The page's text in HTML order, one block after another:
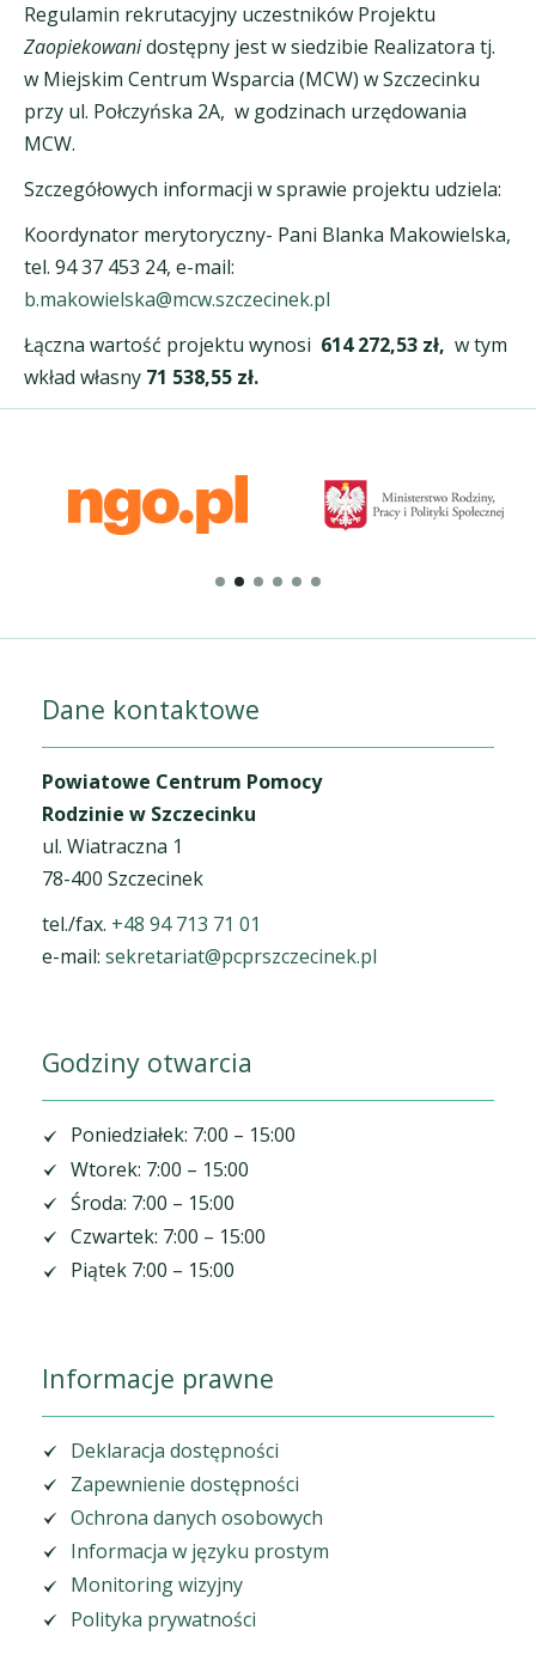
Regulamin rekrutacyjny uczestników Projektu
Zaopiekowanidostępny jest w siedzibie Realizatora tj.
w Miejskim Centrum Wsparcia (MCW) w Szczecinku
przy ul. Połczyńska 2A, w godzinach urzędowania
MCW.
Szczegółowych informacji w sprawie projektu udziela:
Koordynator merytoryczny- Pani Blanka Makowielska,
tel. 94 37 453 24, e-mail:
b.makowielska@mcw.szczecinek.pl
Łączna wartość projektu wynosi 614 272,53 zł, w tym
wkład własny 71 538,55 zł.
Dane kontaktowe
Powiatowe Centrum Pomocy
Rodzinie w Szczecinku
ul. Wiatraczna 1
78-400 Szczecinek
tel./fax. +48 94 713 71 01
e-mail: sekretariat@pcprszczecinek.pl
Godziny otwarcia
Poniedziałek: 7:00 – 15:00
Wtorek: 7:00 – 15:00
Środa: 7:00 – 15:00
Czwartek: 7:00 – 15:00
Piątek 7:00 – 15:00
Informacje prawne
Deklaracja dostępności
Zapewnienie dostępności
Ochrona danych osobowych
Informacja w języku prostym
Monitoring wizyjny
Polityka prywatności